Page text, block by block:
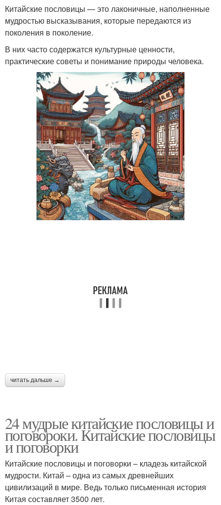
Китайские пословицы — это лаконичные, наполненные
мудростью высказывания, которые передаются из
поколения в поколение.
В них часто содержатся культурные ценности,
практические советы и понимание природы человека.
читать дальше →
24 мудрые китайские пословицы и
поговороки. Китайские пословицы
и поговорки
Китайские пословицы и поговорки – кладезь китайской
мудрости. Китай – одна из самых древнейших
цивилизаций в мире. Ведь только письменная история
Китая составляет 3500 лет.